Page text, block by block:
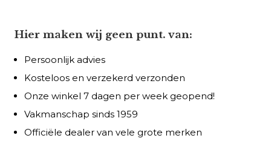
Hier maken wij geen punt. van:
Persoonlijk advies
Kosteloos en verzekerd verzonden
Onze winkel 7 dagen per week geopend!
Vakmanschap sinds 1959
Officiële dealer van vele grote merken